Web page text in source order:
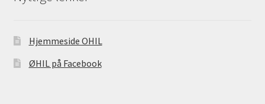
Hjemmeside OHIL
ØHIL på Facebook